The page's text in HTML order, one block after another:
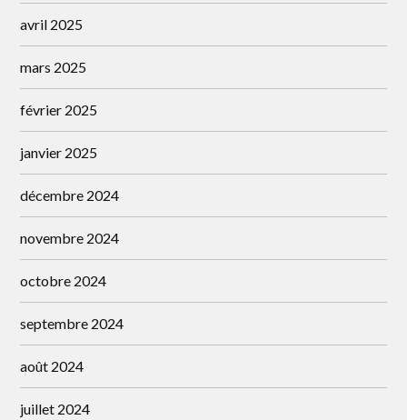
avril 2025
mars 2025
février 2025
janvier 2025
décembre 2024
novembre 2024
octobre 2024
septembre 2024
août 2024
juillet 2024